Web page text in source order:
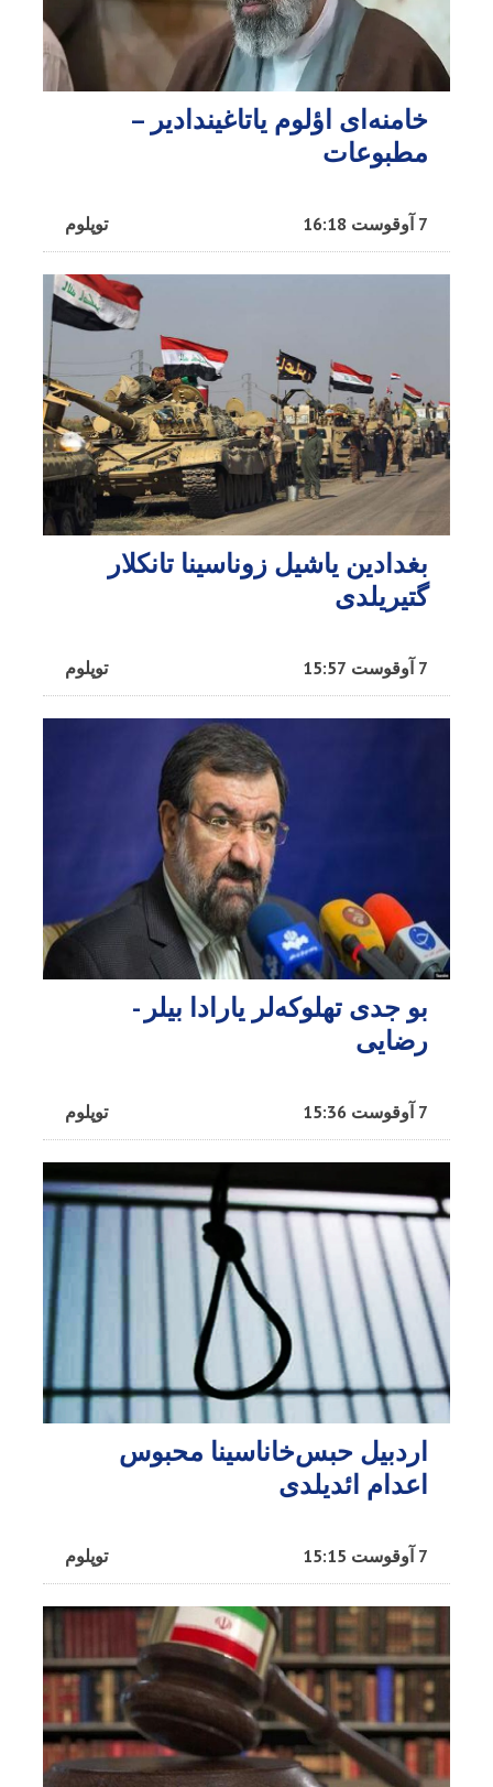
خامنه‌ای اؤلوم یاتاغیندادیر –
مطبوعات
توپلوم 7 آوقوست 16:18
بغدادین یاشیل زوناسینا تانکلار
گتیریلدی
توپلوم 7 آوقوست 15:57
بو جدی تهلوکه‌لر یارادا بیلر -
رضایی
توپلوم 7 آوقوست 15:36
اردبیل حبس‌خاناسینا محبوس
اعدام ائدیلدی
توپلوم 7 آوقوست 15:15